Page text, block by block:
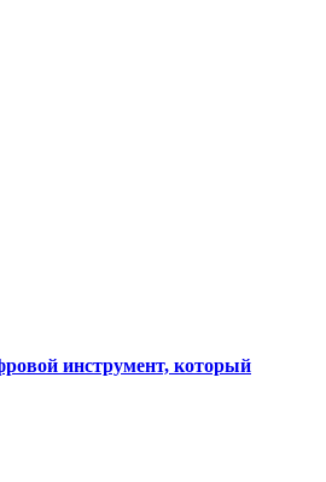
инструмент, который